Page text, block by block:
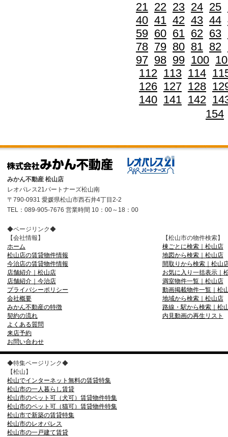
21 22 23 24 25
40 41 42 43 44
59 60 61 62 63
78 79 80 81 82
97 98 99 100
112 113 114
126 127 128
140 141 142
154
みかん不動産 松山店
レオパレス21パートナーズ松山南
〒790-0931 愛媛県松山市西石井4丁目2-2
TEL：089-905-7676 営業時間 10：00～18：00
◆ページリンク◆
【会社情報】
ホーム
松山店の賃貸物件情報
今治店の賃貸物件情報
店舗紹介｜松山店
店舗紹介｜今治店
プライバシーポリシー
会社概要
みかん不動産の特徴
契約の流れ
よくある質問
来店予約
お問い合わせ
【松山市の物件検索】
棟ごとに検索｜松山店
地図から検索｜松山店
間取りから検索｜松山
お気に入り一括表示｜
満室物件一覧｜松山店
動画掲載物件一覧｜松
地域から検索｜松山店
路線・駅から検索｜松
内見動画の再生リスト
◆特集ページリンク◆
【松山】
松山でインターネット無料の賃貸特集
松山市の一人暮らし賃貸
松山市のペット可（犬可）賃貸物件特集
松山市のペット可（猫可）賃貸物件特集
松山市で新築の賃貸特集
松山市のレオパレス
松山市の一戸建て賃貸